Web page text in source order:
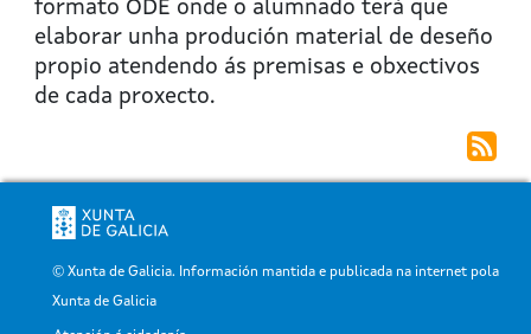
formato ODE onde o alumnado terá que
elaborar unha produción material de deseño
propio atendendo ás premisas e obxectivos
de cada proxecto.
© Xunta de Galicia. Información mantida e publicada na internet pola
Xunta de Galicia